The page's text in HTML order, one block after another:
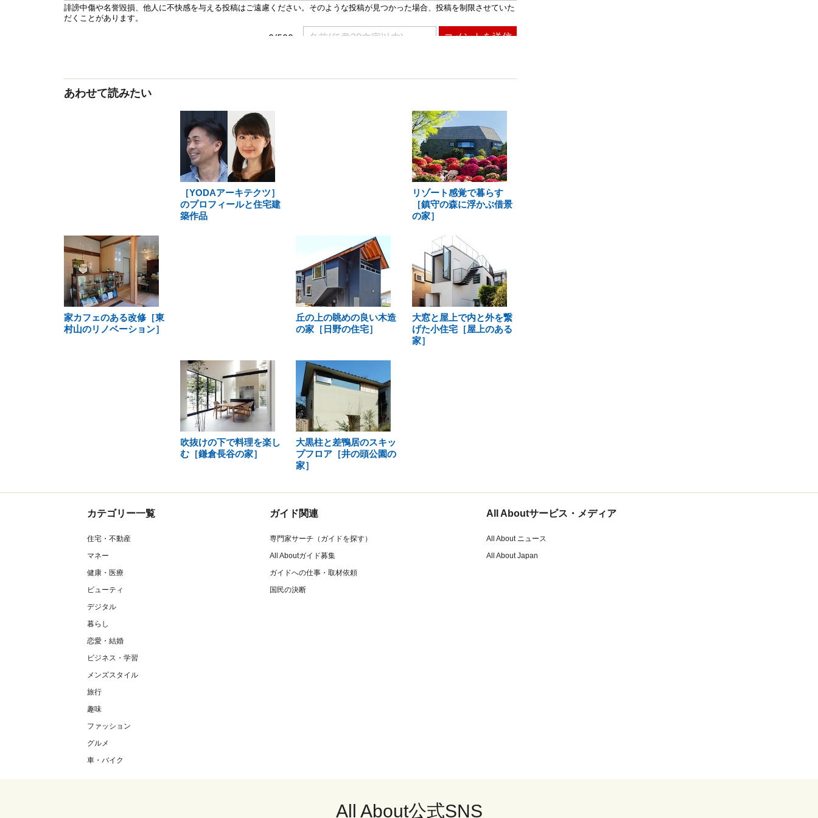
あわせて読みたい
［YODAアーキテクツ］
のプロフィールと住宅建
築作品
リゾート感覚で暮らす
［鎮守の森に浮かぶ借景
の家］
家カフェのある改修［東
村山のリノベーション］
丘の上の眺めの良い木造
の家［日野の住宅］
大窓と屋上で内と外を繋
げた小住宅［屋上のある
家］
吹抜けの下で料理を楽し
む［鎌倉長谷の家］
大黒柱と差鴨居のスキッ
プフロア［井の頭公園の
家］
カテゴリー一覧
住宅・不動産
マネー
健康・医療
ビューティ
デジタル
暮らし
恋愛・結婚
ビジネス・学習
メンズスタイル
旅行
趣味
ファッション
グルメ
車・バイク
ガイド関連
専門家サーチ（ガイドを探す）
All Aboutガイド募集
ガイドへの仕事・取材依頼
国民の決断
All Aboutサービス・メディア
All About ニュース
All About Japan
All About公式SNS